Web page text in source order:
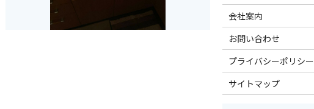
会社案内
お問い合わせ
プライバシーポリシー
サイトマップ